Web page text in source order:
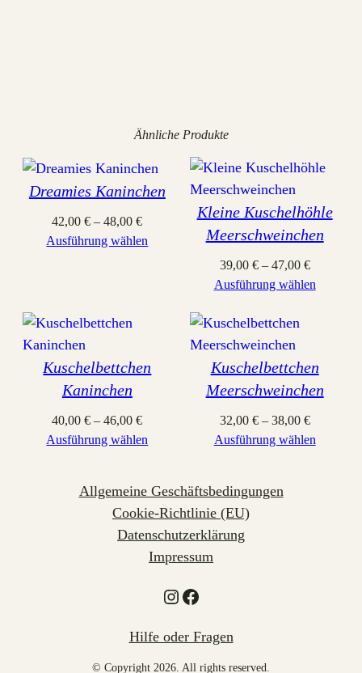
Ähnliche Produkte
Dreamies Kaninchen
42,00€ –48,00€
Ausführung wählen
Kleine Kuschelhöhle
Meerschweinchen
39,00 €– 47,00 €
Ausführung wählen
Kuschelbettchen
Kaninchen
40,00€ –46,00€
Ausführung wählen
Kuschelbettchen
Meerschweinchen
32,00 €– 38,00 €
Ausführung wählen
Allgemeine Geschäftsbedingungen
Cookie-Richtlinie (EU)
Datenschutzerklärung
Impressum
Instagram Facebook
Hilfe oder Fragen
© Copyright 2026. All rights reserved.